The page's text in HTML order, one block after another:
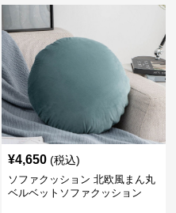
¥4,650 (税込)
ソファクッション 北欧風まん丸
ベルベットソファクッション